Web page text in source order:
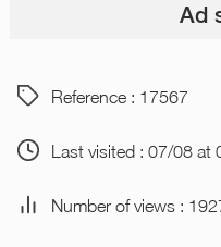
Ad
Reference : 17567
Last visited : 07/08 at
Number of views :